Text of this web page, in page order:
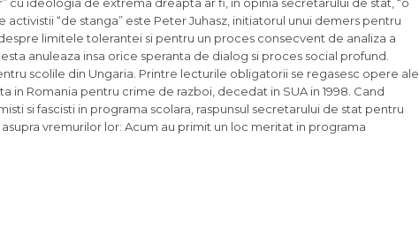
“de stanga” este Peter Juhasz, initiatorul unui demers pentru
limitele tolerantei si pentru un proces consecvent de analiza a
anuleaza insa orice speranta de dialog si proces social profund.
scolile din Ungaria. Printre lecturile obligatorii se regasesc opere ale
in Romania pentru crime de razboi, decedat in SUA in 1998. Cand
si fascisti in programa scolara, raspunsul secretarului de stat pentru
vremurilor lor: Acum au primit un loc meritat in programa